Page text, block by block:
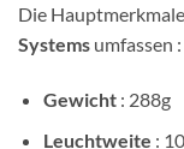
Die
Systems umfassen :
Gewicht: 288g
Leuchtweite :